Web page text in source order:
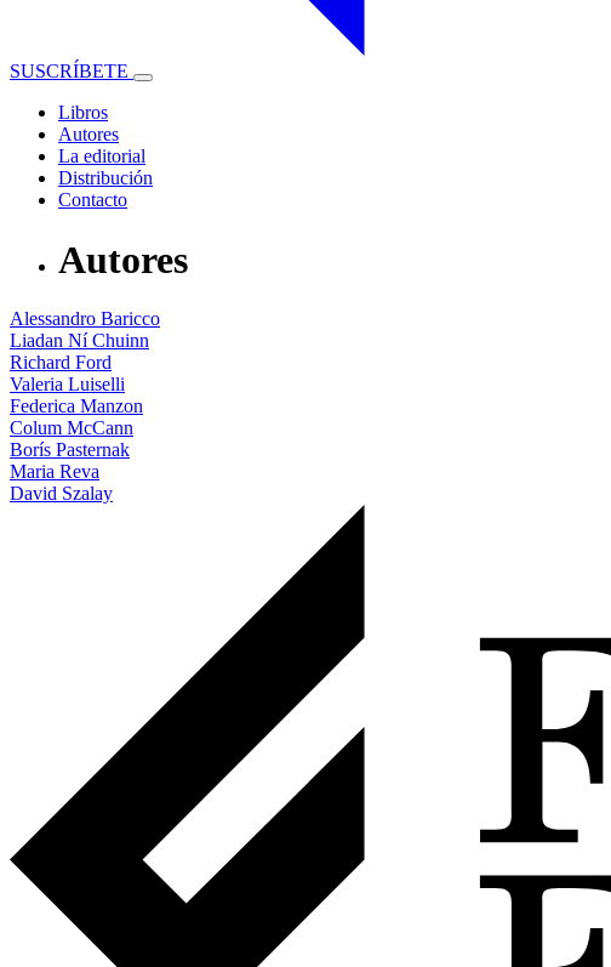
SUSCRÍBETE
Libros
Autores
La editorial
Distribución
Contacto
Autores
Alessandro Baricco
Liadan Ní Chuinn
Richard Ford
Valeria Luiselli
Federica Manzon
Colum McCann
Borís Pasternak
Maria Reva
David Szalay